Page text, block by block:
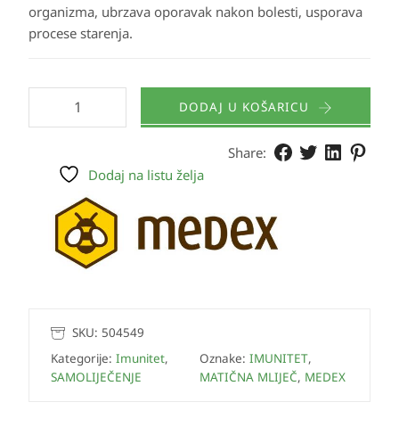
organizma, ubrzava oporavak nakon bolesti, usporava
procese starenja.
DODAJ U KOŠARICU
Share:
Dodaj na listu želja
SKU: 504549
Kategorije: Imunitet,
SAMOLIJEČENJE
Oznake: IMUNITET,
MATIČNA MLIJEČ, MEDEX